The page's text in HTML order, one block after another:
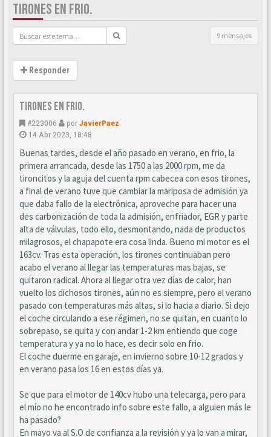
TIRONES EN FRIO.
9 mensajes
Responder
Tirones en frio.
#223006 porJavierPaez
14 Abr 2023, 18:48
Buenas tardes, desde el año pasado en verano, en frio, la
primera arrancada, desde las 1750 a las 2000 rpm, me da
tironcitos y la aguja del cuenta rpm cabecea con esos tirones,
a final de verano tuve que cambiar la mariposa de admisión ya
que daba fallo de la electrónica, aproveche para hacer una
des carbonización de toda la admisión, enfriador, EGR y parte
alta de válvulas, todo ello, desmontando, nada de productos
milagrosos, el chapapote era cosa linda. Bueno mi motor es el
163cv. Tras esta operación, los tirones continuaban pero
acabo el verano al llegar las temperaturas mas bajas, se
quitaron radical. Ahora al llegar otra vez días de calor, han
vuelto los dichosos tirones, aún no es siempre, pero el verano
pasado con temperaturas más altas, si lo hacia a diario. Si dejo
el coche circulando a ese régimen, no se quitan, en cuanto lo
sobrepaso, se quita y con andar 1-2 km entiendo que coge
temperatura y ya no lo hace, es decir solo en frio.
El coche duerme en garaje, en invierno sobre 10-12 grados y
en verano pasa los 16 en estos días ya.
Se que para el motor de 140cv hubo una telecarga, pero para
el mío no he encontrado info sobre este fallo, a alguien más le
ha pasado?
En mayo va al S.O de confianza a la revisión y ya lo van a mirar,